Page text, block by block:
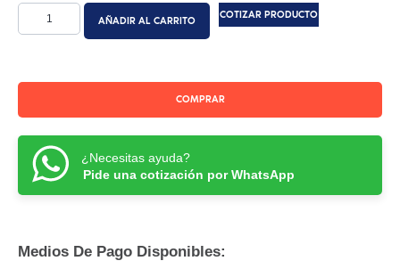
AÑADIR AL CARRITO COTIZAR PRODUCTO
COMPRAR
¿Necesitas ayuda?
Pide una cotización por WhatsApp
Medios De Pago Disponibles: